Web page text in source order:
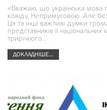
«Вважаю, що українська мова
ковіду. Непримусовою. Але
Ця та інші важливі думки
представників її
трирічного…
ДОКЛАДНІШЕ...